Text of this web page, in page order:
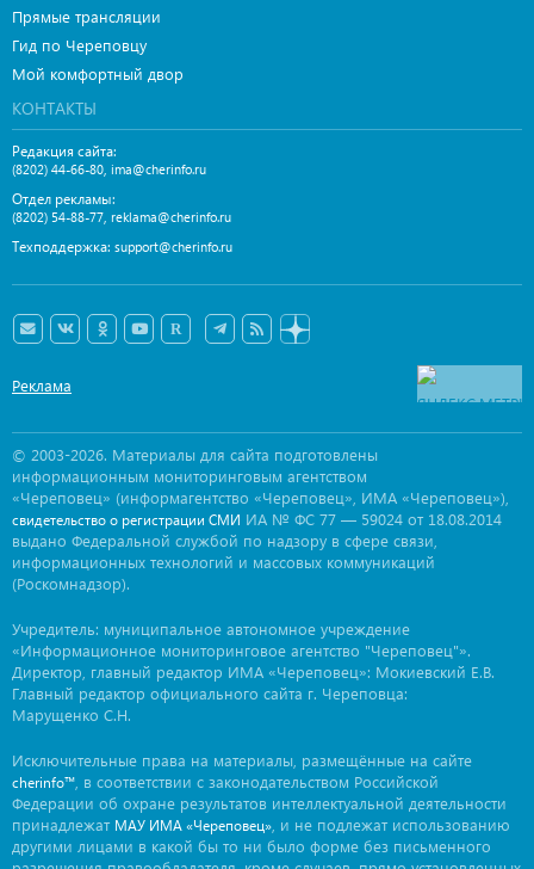
Прямые трансляции
Гид по Череповцу
Мой комфортный двор
КОНТАКТЫ
Редакция сайта:
(8202) 44-66-80, ima@cherinfo.ru
Отдел рекламы:
(8202) 54-88-77, reklama@cherinfo.ru
Техподдержка: support@cherinfo.ru
Реклама
© 2003-2026. Материалы для сайта подготовлены
информационным мониторинговым агентством
«Череповец» (информагентство «Череповец», ИМА «Череповец»),
свидетельство о регистрации СМИ ИА № ФС 77 — 59024 от 18.08.2014
выдано Федеральной службой по надзору в сфере связи,
информационных технологий и массовых коммуникаций
(Роскомнадзор).
Учредитель: муниципальное автономное учреждение
«Информационное мониторинговое агентство "Череповец"».
Директор, главный редактор ИМА «Череповец»: Мокиевский Е.В.
Главный редактор официального сайта г. Череповца:
Марущенко С.Н.
Исключительные права на материалы, размещённые на сайте
cherinfo™ , в соответствии с законодательством Российской
Федерации об охране результатов интеллектуальной деятельности
принадлежат МАУ ИМА «Череповец» , и не подлежат использованию
другими лицами в какой бы то ни было форме без письменного